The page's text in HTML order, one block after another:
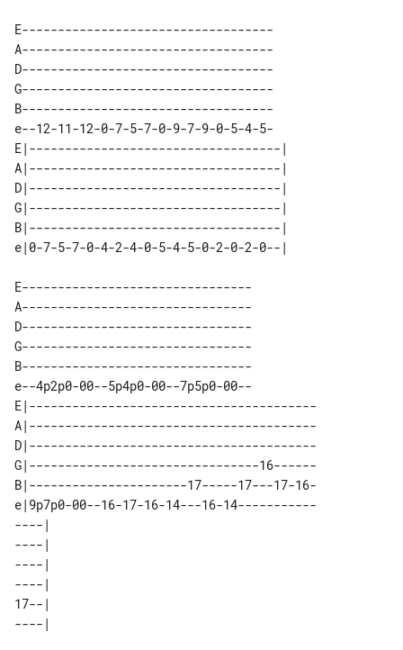
E-----------------------------------
A-----------------------------------
D-----------------------------------
G-----------------------------------
B-----------------------------------
e--12-11-12-0-7-5-7-0-9-7-9-0-5-4-5-
E|-----------------------------------|
A|-----------------------------------|
D|-----------------------------------|
G|-----------------------------------|
B|-----------------------------------|
E--------------------------------
A--------------------------------
D--------------------------------
G--------------------------------
B--------------------------------
e--4p2p0-00--5p4p0-00--7p5p0-00--
E|----------------------------------------
A|----------------------------------------
D|----------------------------------------
G|--------------------------------16------
B|----------------------17-----17---17-16-
e|9p7p0-00--16-17-16-14---16-14-----------
----|
----|
----|
----|
17--|